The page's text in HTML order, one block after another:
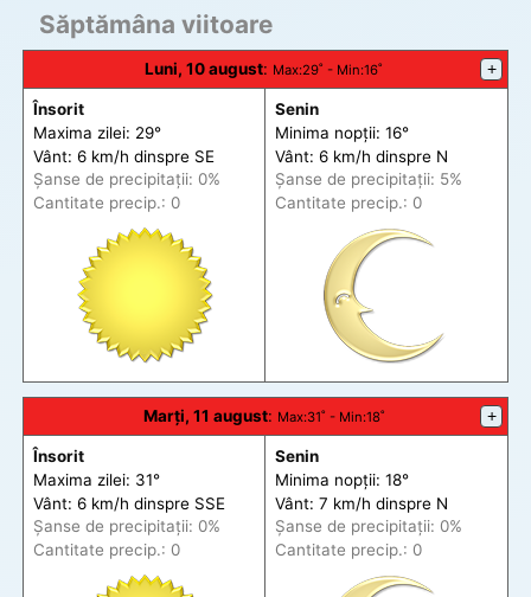
Săptămâna viitoare
Luni, 10 august: Max:29˚ - Min:16˚ +
Însorit
Maxima zilei: 29°
Vânt: 6 km/h dinspre SE
Șanse de precipitații: 0%
Cantitate precip.: 0
Senin
Minima nopții: 16°
Vânt: 6 km/h dinspre N
Șanse de precipitații: 5%
Cantitate precip.: 0
Marți, 11 august: Max:31˚ - Min:18˚ +
Însorit
Maxima zilei: 31°
Vânt: 6 km/h dinspre SSE
Șanse de precipitații: 0%
Cantitate precip.: 0
Senin
Minima nopții: 18°
Vânt: 7 km/h dinspre N
Șanse de precipitații: 0%
Cantitate precip.: 0